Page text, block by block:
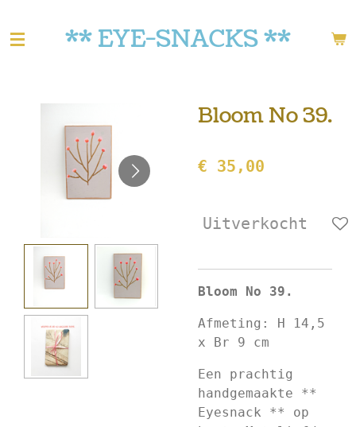
direct
** EYE-SNACKS **
Bloom No 39.
€ 35,00
Uitverkocht
Bloom No 39.
Afmeting: H 14,5
x Br 9 cm
Een prachtig
handgemaakte **
Eyesnack ** op